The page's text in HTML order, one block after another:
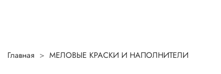
Главная МЕЛОВЫЕ КРАСКИ И НАПОЛНИТЕЛИ